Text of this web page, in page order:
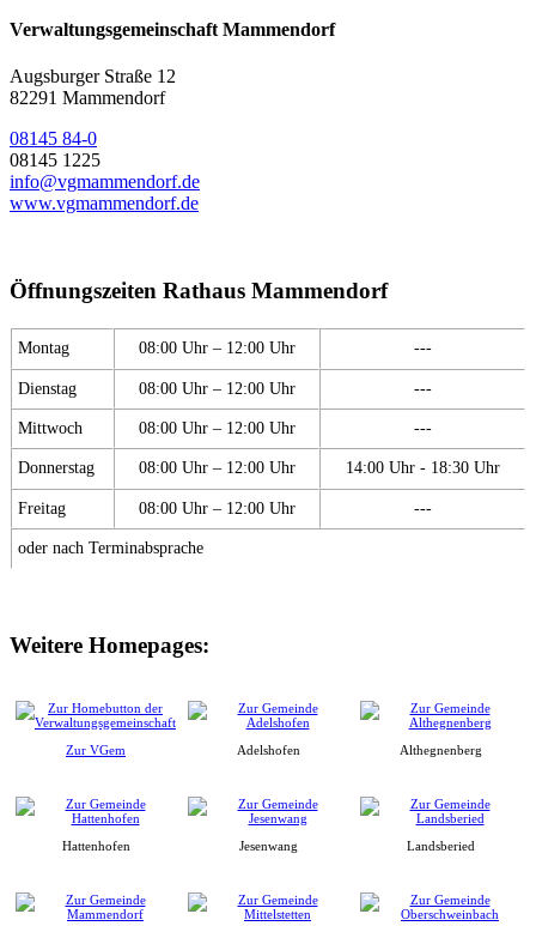
Verwaltungsgemeinschaft Mammendorf
Augsburger Straße 12
82291 Mammendorf
08145 84-0
08145 1225
info@vgmammendorf.de
www.vgmammendorf.de
Öffnungszeiten Rathaus Mammendorf
Montag 08:00 Uhr – 12:00 Uhr ---
Dienstag 08:00 Uhr – 12:00 Uhr ---
Mittwoch 08:00 Uhr – 12:00 Uhr ---
Donnerstag 08:00 Uhr – 12:00 Uhr 14:00 Uhr - 18:30 Uhr
Freitag 08:00 Uhr – 12:00 Uhr ---
oder nach Terminabsprache
Weitere Homepages:
Zur VGem Adelshofen Althegnenberg
Hattenhofen Jesenwang Landsberied